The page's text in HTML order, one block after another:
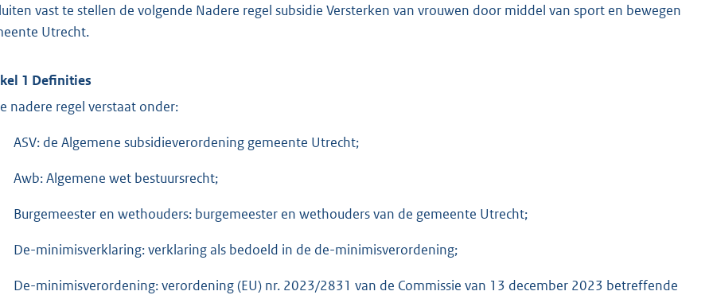
n
k
e
l
n
vast te stellen de volgende Nadere regel subsidie Versterken van vrouwen door middel van sport en bewegen
Utrecht.
1 Definities
nadere regel verstaat onder:
ASV: de Algemene subsidieverordening gemeente Utrecht;
Awb: Algemene wet bestuursrecht;
Burgemeester en wethouders: burgemeester en wethouders van de gemeente Utrecht;
De-minimisverklaring: verklaring als bedoeld in de de-minimisverordening;
De-minimisverordening: verordening (EU) nr. 2023/2831 van de Commissie van 13 december 2023 betreffende